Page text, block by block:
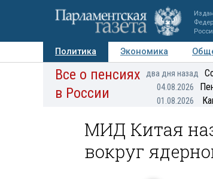
Политика Экономика
Авторы Персоны Мнения
Все о пенсиях
в России
два дня назад
04.08.2026
01.08.2026
МИД Китая
вокруг